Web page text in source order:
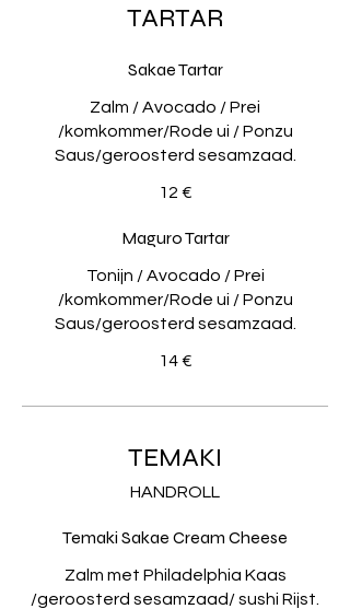
TARTAR
Sakae Tartar
Zalm / Avocado / Prei
/komkommer/Rode ui / Ponzu
Saus/geroosterd sesamzaad.
12 €
Maguro Tartar
Tonijn / Avocado / Prei
/komkommer/Rode ui / Ponzu
Saus/geroosterd sesamzaad.
14 €
TEMAKI
HANDROLL
Temaki Sakae Cream Cheese
Zalm met Philadelphia Kaas
/geroosterd sesamzaad/ sushi Rijst.